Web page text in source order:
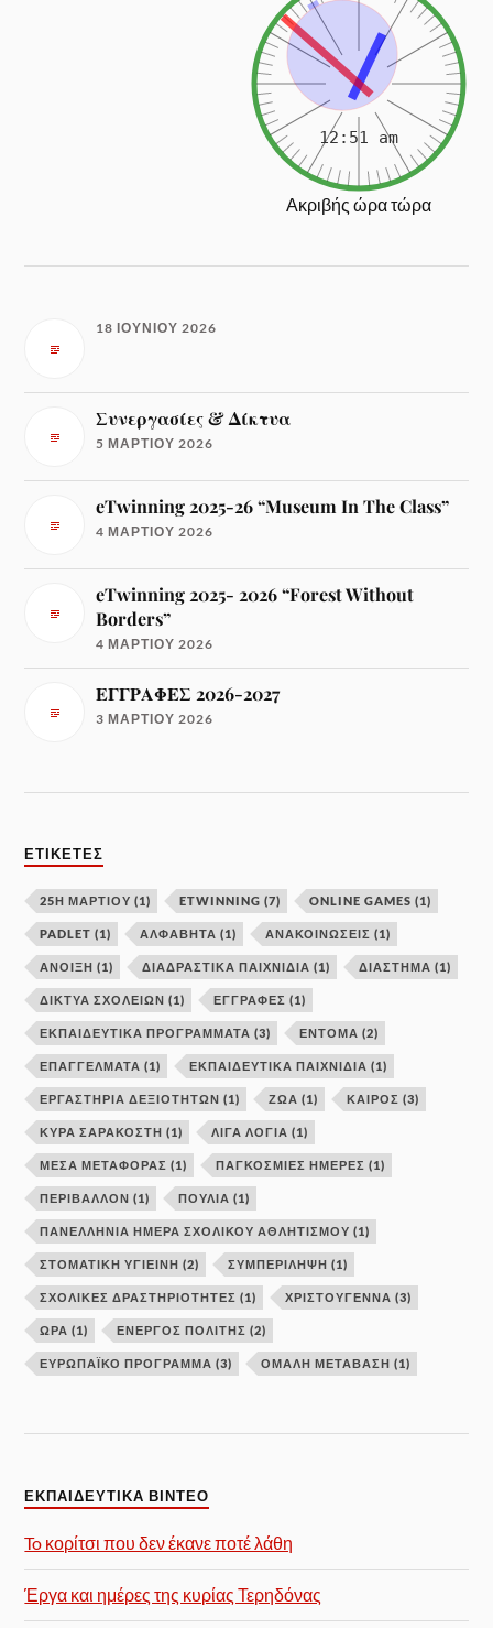
Ακριβής ώρα τώρα
18 ΙΟΥΝΊΟΥ 2026
Συνεργασίες & Δίκτυα
5 ΜΑΡΤΊΟΥ 2026
eTwinning 2025-26 “Museum In The Class”
4 ΜΑΡΤΊΟΥ 2026
eTwinning 2025- 2026 “Forest Without
Borders”
4 ΜΑΡΤΊΟΥ 2026
ΕΓΓΡΑΦΕΣ 2026-2027
3 ΜΑΡΤΊΟΥ 2026
ΕΤΙΚΈΤΕΣ
25Η ΜΑΡΤΙΟΥ (1) ETWINNING (7) ONLINE GAMES (1)
PADLET (1) ΑΛΦΑΒΗΤΑ (1) ΑΝΑΚΟΙΝΩΣΕΙΣ (1)
ΑΝΟΙΞΗ (1) ΔΙΑΔΡΑΣΤΙΚΑ ΠΑΙΧΝΙΔΙΑ (1) ΔΙΑΣΤΗΜΑ (1)
ΔΊΚΤΥΑ ΣΧΟΛΕΊΩΝ (1) ΕΓΓΡΑΦΕΣ (1)
ΕΚΠΑΙΔΕΥΤΙΚΑ ΠΡΟΓΡΑΜΜΑΤΑ (3) ΕΝΤΟΜΑ (2)
ΕΠΑΓΓΕΛΜΑΤΑ (1) ΕΚΠΑΙΔΕΥΤΙΚΆ ΠΑΙΧΝΊΔΙΑ (1)
ΕΡΓΑΣΤΉΡΙΑ ΔΕΞΙΟΤΉΤΩΝ (1) ΖΩΑ (1) ΚΑΙΡΟΣ (3)
ΚΥΡΆ ΣΑΡΑΚΟΣΤΉ (1) ΛΙΓΑ ΛΟΓΙΑ (1)
ΜΕΣΑ ΜΕΤΑΦΟΡΑΣ (1) ΠΑΓΚΟΣΜΙΕΣ ΗΜΕΡΕΣ (1)
ΠΕΡΙΒΑΛΛΟΝ (1) ΠΟΥΛΙΑ (1)
ΠΑΝΕΛΛΉΝΙΑ ΗΜΈΡΑ ΣΧΟΛΙΚΟΎ ΑΘΛΗΤΙΣΜΟΎ (1)
ΣΤΟΜΑΤΙΚΗ ΥΓΙΕΙΝΗ (2) ΣΥΜΠΕΡΙΛΗΨΗ (1)
ΣΧΟΛΙΚΕΣ ΔΡΑΣΤΗΡΙΟΤΗΤΕΣ (1) ΧΡΙΣΤΟΥΓΕΝΝΑ (3)
ΩΡΑ (1) ΕΝΕΡΓΌΣ ΠΟΛΊΤΗΣ (2)
ΕΥΡΩΠΑΪΚΌ ΠΡΌΓΡΑΜΜΑ (3) ΟΜΑΛΉ ΜΕΤΆΒΑΣΗ (1)
ΕΚΠΑΙΔΕΥΤΙΚΑ ΒΙΝΤΕΟ
To κορίτσι που δεν έκανε ποτέ λάθη
Έργα και ημέρες της κυρίας Τερηδόνας